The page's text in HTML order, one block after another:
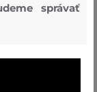
CHUNKY
správať